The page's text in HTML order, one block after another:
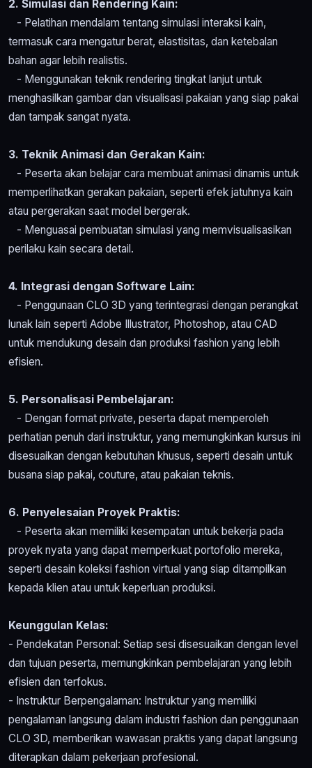
2. Simulasi dan Rendering Kain:
- Pelatihan mendalam tentang simulasi interaksi kain,
termasuk cara mengatur berat, elastisitas, dan ketebalan
bahan agar lebih realistis.
- Menggunakan teknik rendering tingkat lanjut untuk
menghasilkan gambar dan visualisasi pakaian yang siap pakai
dan tampak sangat nyata.
3. Teknik Animasi dan Gerakan Kain:
- Peserta akan belajar cara membuat animasi dinamis untuk
memperlihatkan gerakan pakaian, seperti efek jatuhnya kain
atau pergerakan saat model bergerak.
- Menguasai pembuatan simulasi yang memvisualisasikan
perilaku kain secara detail.
4. Integrasi dengan Software Lain:
- Penggunaan CLO 3D yang terintegrasi dengan perangkat
lunak lain seperti Adobe Illustrator, Photoshop, atau CAD
untuk mendukung desain dan produksi fashion yang lebih
efisien.
5. Personalisasi Pembelajaran:
- Dengan format private, peserta dapat memperoleh
perhatian penuh dari instruktur, yang memungkinkan kursus ini
disesuaikan dengan kebutuhan khusus, seperti desain untuk
busana siap pakai, couture, atau pakaian teknis.
6. Penyelesaian Proyek Praktis:
- Peserta akan memiliki kesempatan untuk bekerja pada
proyek nyata yang dapat memperkuat portofolio mereka,
seperti desain koleksi fashion virtual yang siap ditampilkan
kepada klien atau untuk keperluan produksi.
Keunggulan Kelas:
- Pendekatan Personal: Setiap sesi disesuaikan dengan level
dan tujuan peserta, memungkinkan pembelajaran yang lebih
efisien dan terfokus.
- Instruktur Berpengalaman: Instruktur yang memiliki
pengalaman langsung dalam industri fashion dan penggunaan
CLO 3D, memberikan wawasan praktis yang dapat langsung
diterapkan dalam pekerjaan profesional.